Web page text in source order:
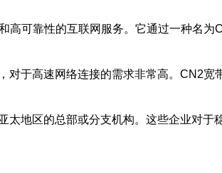
高可靠性的互联网服务。它通过一种名
于高速网络连接的需求非常高。CN2宽
太地区的总部或分支机构。这些企业对